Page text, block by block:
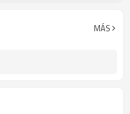
Aéreo/Marítimo
T/T, Western Union, Paypal, L/C
MÁS